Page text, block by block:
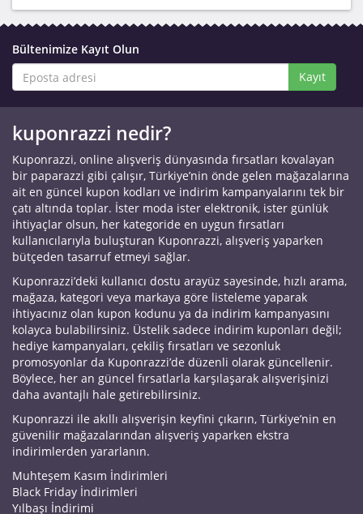
Bültenimize Kayıt Olun
Kayıt
kuponrazzi nedir?
Kuponrazzi, online alışveriş dünyasında fırsatları kovalayan
bir paparazzi gibi çalışır, Türkiye’nin önde gelen mağazalarına
ait en güncel kupon kodları ve indirim kampanyalarını tek bir
çatı altında toplar. İster moda ister elektronik, ister günlük
ihtiyaçlar olsun, her kategoride en uygun fırsatları
kullanıcılarıyla buluşturan Kuponrazzi, alışveriş yaparken
bütçeden tasarruf etmeyi sağlar.
Kuponrazzi’deki kullanıcı dostu arayüz sayesinde, hızlı arama,
mağaza, kategori veya markaya göre listeleme yaparak
ihtiyacınız olan kupon kodunu ya da indirim kampanyasını
kolayca bulabilirsiniz. Üstelik sadece indirim kuponları değil;
hediye kampanyaları, çekiliş fırsatları ve sezonluk
promosyonlar da Kuponrazzi’de düzenli olarak güncellenir.
Böylece, her an güncel fırsatlarla karşılaşarak alışverişinizi
daha avantajlı hale getirebilirsiniz.
Kuponrazzi ile akıllı alışverişin keyfini çıkarın, Türkiye’nin en
güvenilir mağazalarından alışveriş yaparken ekstra
indirimlerden yararlanın.
Muhteşem Kasım İndirimleri
Black Friday İndirimleri
Yılbaşı İndirimi